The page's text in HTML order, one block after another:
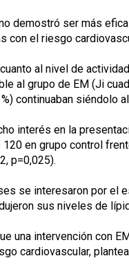
demostró ser más
con el riesgo
al nivel de
al grupo de EM (Ji
continuaban siéndolo
interés en la
120 en grupo control
p=0,025).
se interesaron por el
sus niveles de
una intervención con
cardiovascular,